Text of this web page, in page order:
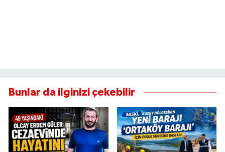
Bunlar da ilginizi çekebilir